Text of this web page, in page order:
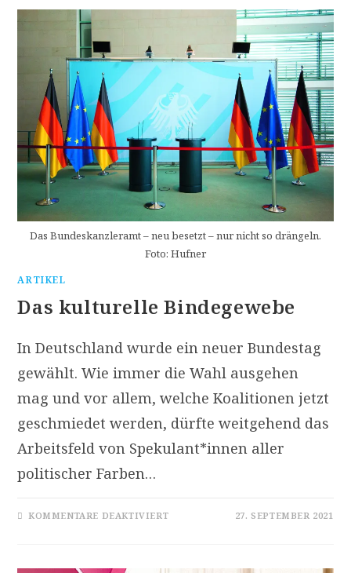
Das Bundeskanzleramt – neu besetzt – nur nicht so drängeln.
Foto: Hufner
ARTIKEL
Das kulturelle Bindegewebe
In Deutschland wurde ein neuer Bundestag
gewählt. Wie immer die Wahl ausgehen
mag und vor allem, welche Koalitionen jetzt
geschmiedet werden, dürfte weitgehend das
Arbeitsfeld von Spekulant*innen aller
politischer Farben…
KOMMENTARE DEAKTIVIERTFÜR 27. SEPTEMBER 2021